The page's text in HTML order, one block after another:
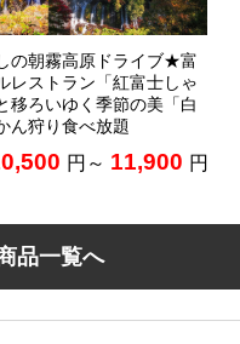
の朝霧高原ドライブ★富
レストラン「紅富士しゃ
移ろいゆく季節の美「白
ん狩り食べ放題
円～ 11,900 円
品一覧へ